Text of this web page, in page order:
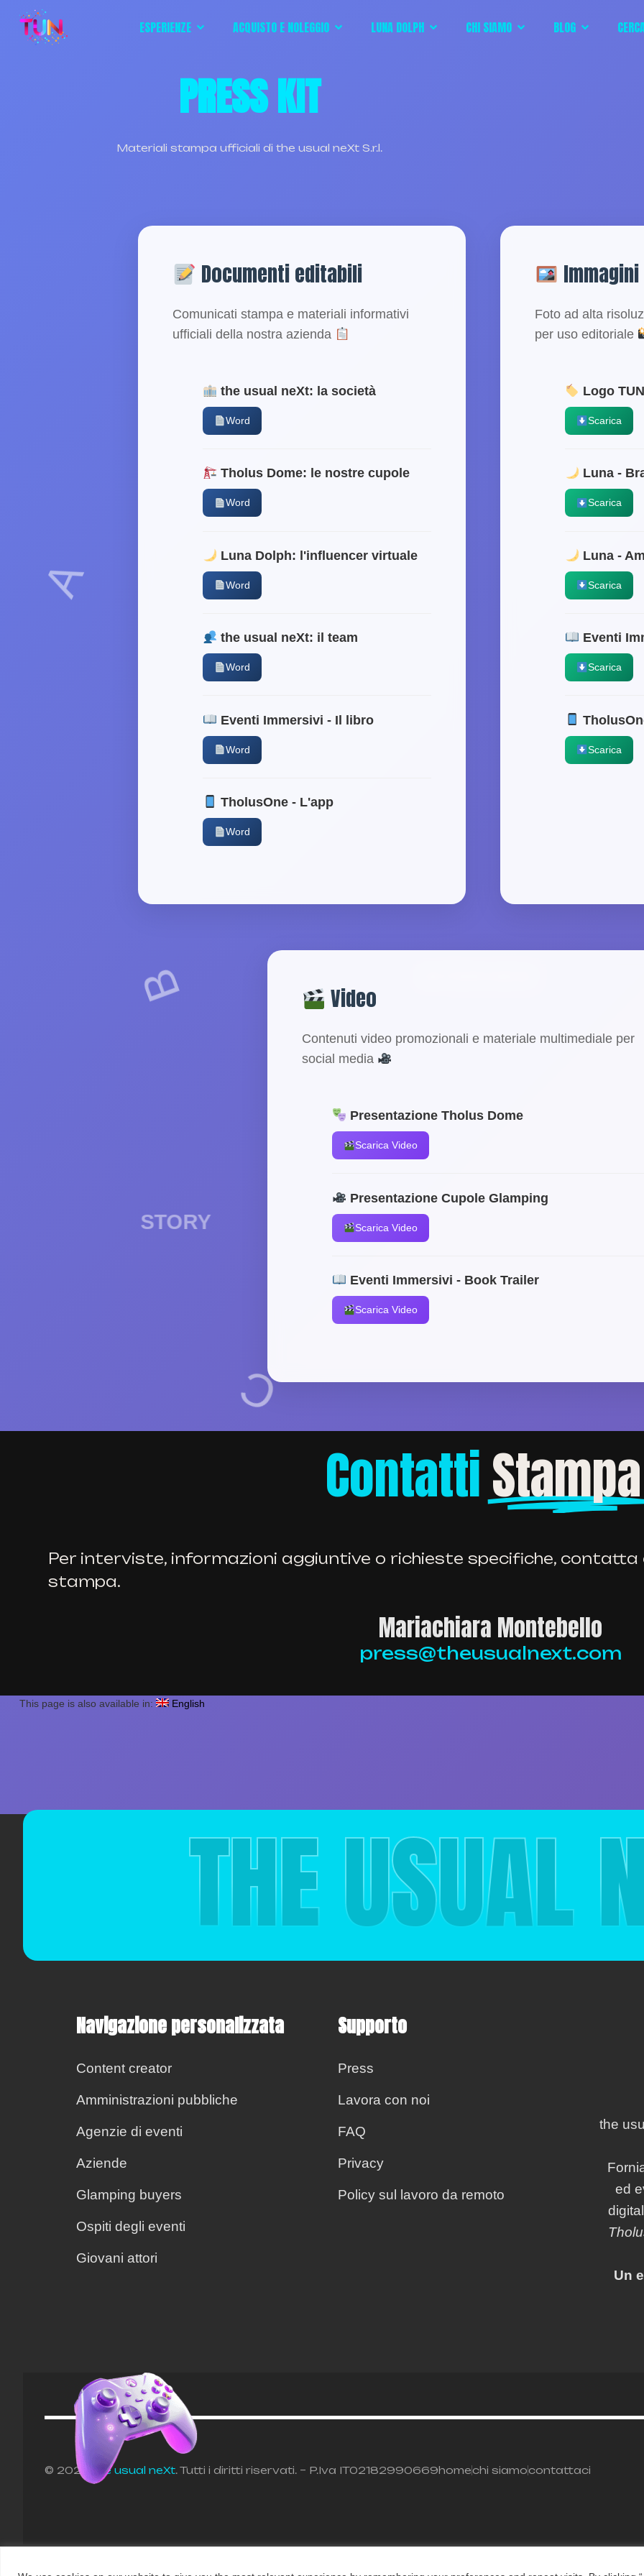
ESPERIENZE ACQUISTO E NOLEGGIO LUNA DOLPH CHI SIAMO BLOG
PRESS KIT
Materiali stampa ufficiali di the usual neXt S.r.l.
C
D
E
STORY
Documenti editabili
Comunicati stampa e materiali informativi
ufficiali della nostra azienda
the usual neXt: la società
Word
Tholus Dome: le nostre cupole
Word
Luna Dolph: l'influencer virtuale
Word
the usual neXt: il team
Word
Eventi Immersivi - Il libro
Word
TholusOne - L'app
Word
Immagini
Foto ad alta
per uso editoriale
Logo
Scarica
Luna -
Scarica
Luna -
Scarica
Eventi
Scarica
Scarica
Video
Contenuti video promozionali e materiale multimediale per
social media
Presentazione Tholus Dome
Scarica Video
Presentazione Cupole Glamping
Scarica Video
Eventi Immersivi - Book Trailer
Scarica Video
ContattiStampa
Per interviste, informazioni aggiuntive o richieste specifiche,
stampa.
Mariachiara Montebello
press@theusualnext.com
This page is also available in: English
THE USUAL
Navigazione personalizzata
Content creator
Amministrazioni pubbliche
Agenzie di eventi
Aziende
Glamping buyers
Ospiti degli eventi
Giovani attori
Supporto
Press
Lavora con noi
FAQ
Privacy
Policy sul lavoro da remoto
the
ed
Un
© 2025the usual neXt. Tutti i diritti riservati. – P.Iva IT02182990669homechi siamocontattaci